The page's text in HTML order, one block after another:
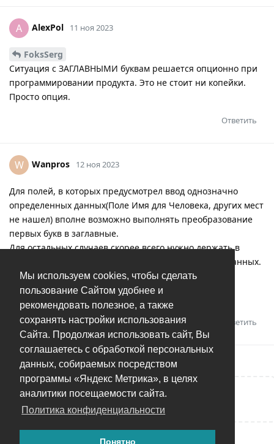
Мы используем cookies, чтобы сделать
пользование Сайтом удобнее и
рекомендовать полезное, а также
сохранять настройки использования
Сайта. Продолжая использовать сайт, Вы
соглашаетесь с обработкой персональных
данных, собираемых посредством
программы «Яндекс Метрика», в целях
аналитики посещаемости сайта.
Политика конфиденциальности
Понятно
A AlexPol 11 ноя 2023
FoksSerg
Ситуация с ЗАГЛАВНЫМИ буквам решается опционно при
программировании продукта. Это не стоит ни копейки.
Просто опция.
Ответить
W Wanpros 12 ноя 2023
Для полей, в которых предусмотрел ввод однозначно
определенных данных(Поле Имя для Человека, других мест
не нашел) вполне возможно выполнять преобразование
первых букв в заглавные.
Для остальных случаев скорее всего нужно держать в
программе словарь для нормализации введенных данных.
Или компонент для проверки орфографии.
все таки тонфотос не для этого предназначен.
Ответить
Написать ответ...